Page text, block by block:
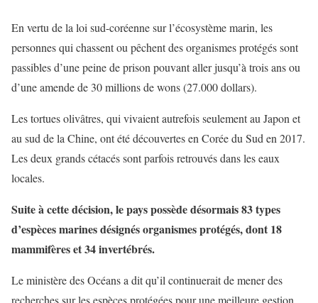
En vertu de la loi sud-coréenne sur l’écosystème marin, les
personnes qui chassent ou pêchent des organismes protégés sont
passibles d’une peine de prison pouvant aller jusqu’à trois ans ou
d’une amende de 30 millions de wons (27.000 dollars).
Les tortues olivâtres, qui vivaient autrefois seulement au Japon et
au sud de la Chine, ont été découvertes en Corée du Sud en 2017.
Les deux grands cétacés sont parfois retrouvés dans les eaux
locales.
Suite à cette décision, le pays possède désormais 83 types
d’espèces marines désignés organismes protégés, dont 18
mammifères et 34 invertébrés.
Le ministère des Océans a dit qu’il continuerait de mener des
recherches sur les espèces protégées pour une meilleure gestion